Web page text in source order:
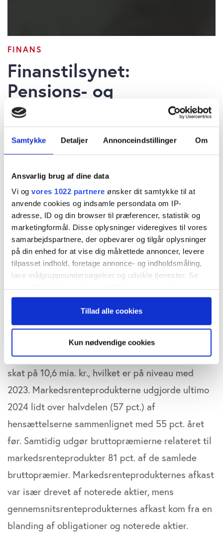
Samtykke Detaljer Annonceindstillinger Om
Ansvarlig brug af dine data
Vi og vores 1022 partnere ønsker dit samtykke til at
anvende cookies og indsamle persondata om IP-
adresse, ID og din browser til præferencer, statistik og
marketingformål. Disse oplysninger videregives til vores
samarbejdspartnere, der opbevarer og tilgår oplysninger
på din enhed for at vise dig målrettede annoncer, levere
tilpasset indhold, foretage annonce- og indholdsmåling,
lave målgruppeundersøgelser og udvikle tjenester. Se
persondatapolitik. Du kan altid trække dit samtykke
tilbage eller ændre indstillinger fra vores
"Cookiedeklaration", eller ved at trykke på "Privacy
Hvis du tillader det, vil vi også gerne:
Indsamle præcise oplysninger om din placering,
der kan være nøjagtig inden for få meter
Identificere din enhed baseret på en scanning af
dens unikke karakteristika (fingerprinting)
Dine valg anvendes på hele websitet.
Vi bruger cookies til at tilpasse vores indhold og
annoncer, til at vise dig funktioner til sociale medier og til
at analysere vores trafik. Vi deler også oplysninger om
din brug af vores website med vores partnere inden for
sociale medier, annonceringspartnere og
analysepartnere. Vores partnere kan kombinere disse
de har indsamlet fra din brug af deres tjenester. Du
Tillad alle cookies
Kun nødvendige cookies
FINANS
Finanstilsynet:
Pensions- og
forsikringssektoren har
alternativer for 746
mia. kr.
Morten W. Langer
onsdag 28. maj 2025 kl. 8:30
resultater sidste år, at ” De danske
livsforsikringsselskaber og tværgående
pensionskasser fik i 2024 et samlet resultat efter
skat på 10,6 mia. kr., hvilket er på niveau med
2023. Markedsrenteprodukterne udgjorde ultimo
2024 lidt over halvdelen (57 pct.) af
hensættelserne sammenlignet med 55 pct. året
før. Samtidig udgør bruttopræmierne relateret til
markedsrenteprodukter 81 pct. af de samlede
bruttopræmier. Markedsrenteprodukternes afkast
var især drevet af noterede aktier, mens
gennemsnitsrenteprodukternes afkast kom fra en
blanding af obligationer og noterede aktier.